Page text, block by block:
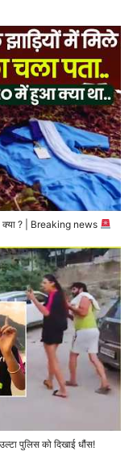
क्या ? | Breaking news
पुलिस को दिखाई धौंस!